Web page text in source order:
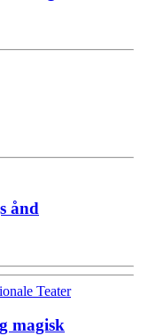
ånd
magisk